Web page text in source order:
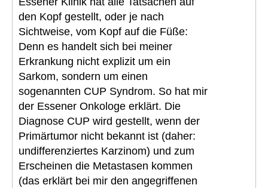
den Kopf gestellt, oder je nach
Sichtweise, vom Kopf auf die Füße:
Denn es handelt sich bei meiner
Erkrankung nicht explizit um ein
Sarkom, sondern um einen
sogenannten CUP Syndrom. So hat mir
der Essener Onkologe erklärt. Die
Diagnose CUP wird gestellt, wenn der
Primärtumor nicht bekannt ist (daher:
undifferenziertes Karzinom) und zum
Erscheinen die Metastasen kommen
(das erklärt bei mir den angegriffenen